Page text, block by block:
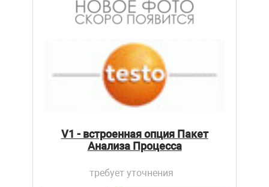
V1 - встроенная опция Пакет
Анализа Процесса
требует уточнения